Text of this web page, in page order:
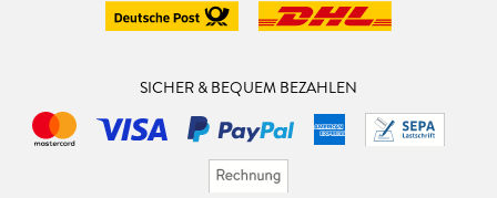
SICHER & BEQUEM BEZAHLEN